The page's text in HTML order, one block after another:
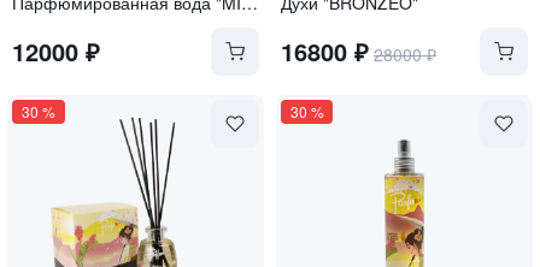
12000 ₽ 16800₽ 28000₽
30 % 30 %